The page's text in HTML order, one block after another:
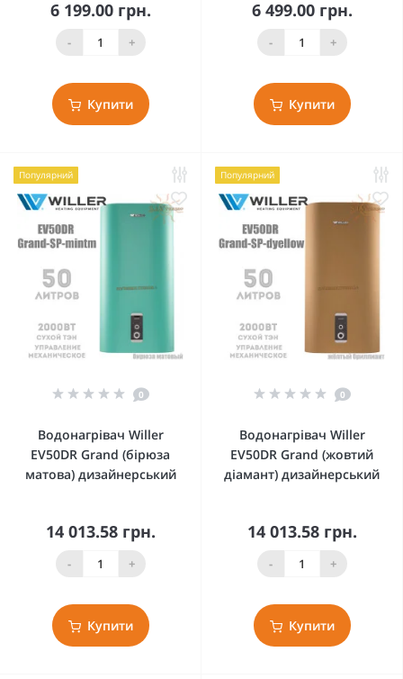
6 199.00 грн.
- +
Купити
6 499.00 грн.
- +
Купити
Популярний
0
Водонагрівач Willer
EV50DR Grand (бірюза
матова) дизайнерський
14 013.58 грн.
- +
Купити
Популярний
0
Водонагрівач Willer
EV50DR Grand (жовтий
діамант) дизайнерський
14 013.58 грн.
- +
Купити